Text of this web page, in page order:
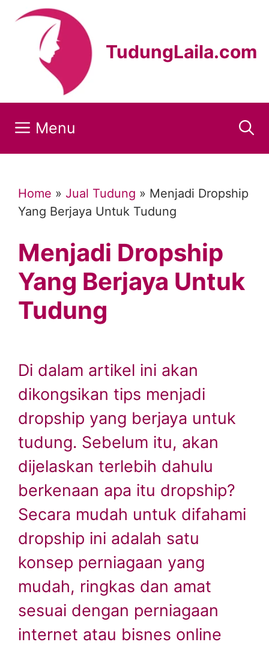
content
TudungLaila.com
Menu
Home » Jual Tudung » Menjadi Dropship
Yang Berjaya Untuk Tudung
Menjadi Dropship
Yang Berjaya Untuk
Tudung
Di dalam artikel ini akan
dikongsikan tips menjadi
dropship yang berjaya untuk
tudung. Sebelum itu, akan
dijelaskan terlebih dahulu
berkenaan apa itu dropship?
Secara mudah untuk difahami
dropship ini adalah satu
konsep perniagaan yang
mudah, ringkas dan amat
sesuai dengan perniagaan
internet atau bisnes online